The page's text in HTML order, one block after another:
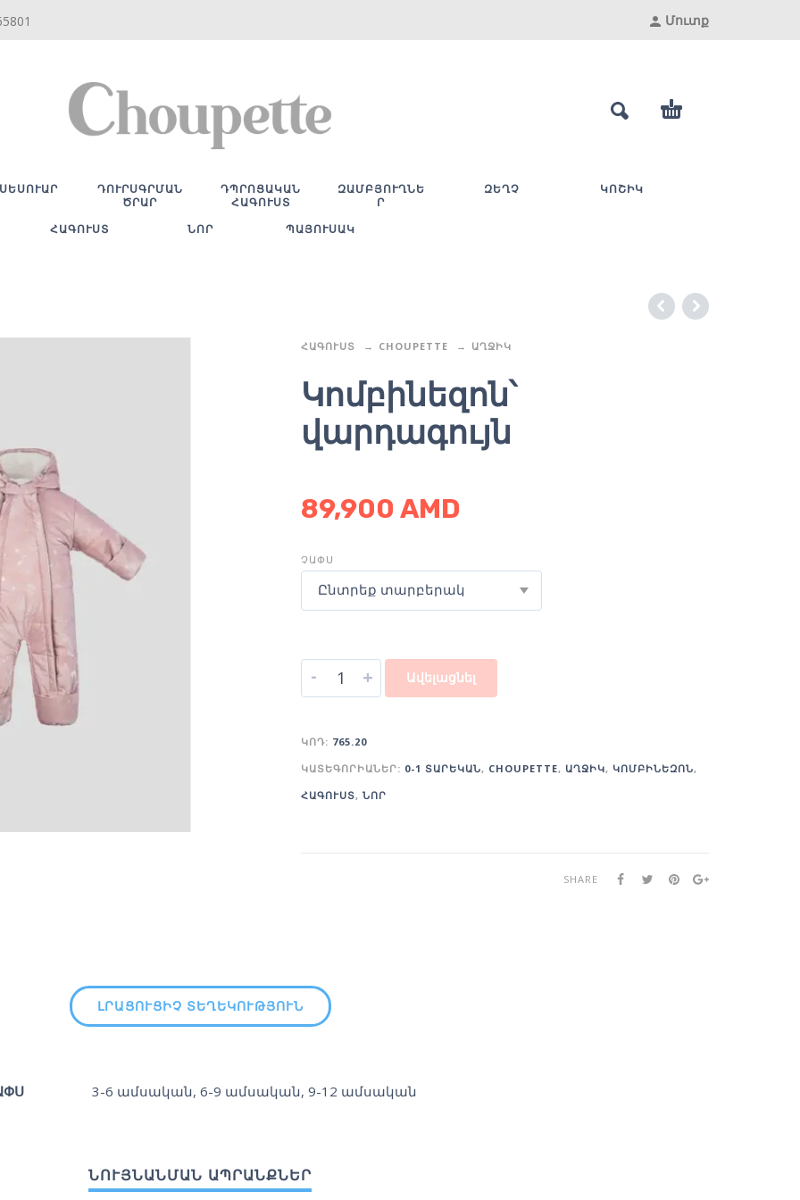
Մուտք
ԴՈՒՐՍԳՐՄԱՆ
ԾՐԱՐ
ԴՊՐՈՑԱԿԱՆ
ՀԱԳՈՒՍՏ
ԶԱՄԲՅՈՒՂՆԵ
Ր
ԶԵՂՉ ԿՈՇԻԿ
ՀԱԳՈՒՍՏ ՆՈՐ ՊԱՅՈՒՍԱԿ
ՀԱԳՈՒՍՏ CHOUPETTE ԱՂՋԻԿ
Կոմբինեզոն՝
վարդագույն
89,900 AMD
ՉԱՓՍ
Ընտրեք տարբերակ
- + Ավելացնել
ԿՈԴ: 765.20
ԿԱՏԵԳՈՐԻԱՆԵՐ: 0-1 ՏԱՐԵԿԱՆ, CHOUPETTE, ԱՂՋԻԿ, ԿՈՄԲԻՆԵԶՈՆ,
ՀԱԳՈՒՍՏ, ՆՈՐ
SHARE
ԼՐԱՑՈՒՑԻՉ ՏԵՂԵԿՈՒԹՅՈՒՆ
3-6 ամսական, 6-9 ամսական, 9-12 ամսական
ՆՈՒՅՆԱՆՄԱՆ ԱՊՐԱՆՔՆԵՐ